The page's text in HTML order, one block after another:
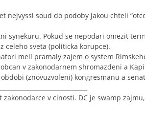
nejvyssi soud do podoby jakou chteli
synekuru. Pokud se nepodari omezit
celeho sveta (politicka korupce).
meli pramaly zajem o system
v zakonodarnem shromazdeni a
(znovuzvoleni) kongresmanu a
v cinosti. DC je swamp